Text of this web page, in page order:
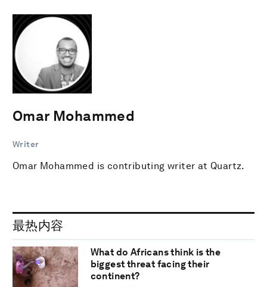
Omar Mohammed
Writer
Omar Mohammed is contributing writer at Quartz.
最热内容
What do Africans think is the
biggest threat facing their
continent?